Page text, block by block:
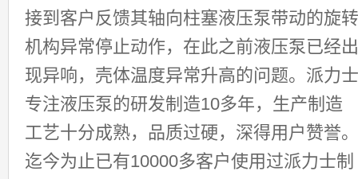
接到客户反馈其轴向柱塞液压泵带动的旋转
机构异常停止动作，在此之前液压泵已经出
现异响，壳体温度异常升高的问题。派力士
专注液压泵的研发制造10多年，生产制造
工艺十分成熟，品质过硬，深得用户赞誉。
迄今为止已有10000多客户使用过派力士制